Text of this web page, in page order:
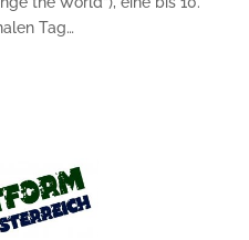
Tag…